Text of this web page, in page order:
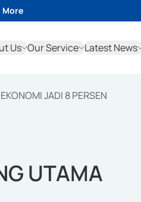
More
Us Our Service Latest News
JADI 8 PERSEN
UTAMA